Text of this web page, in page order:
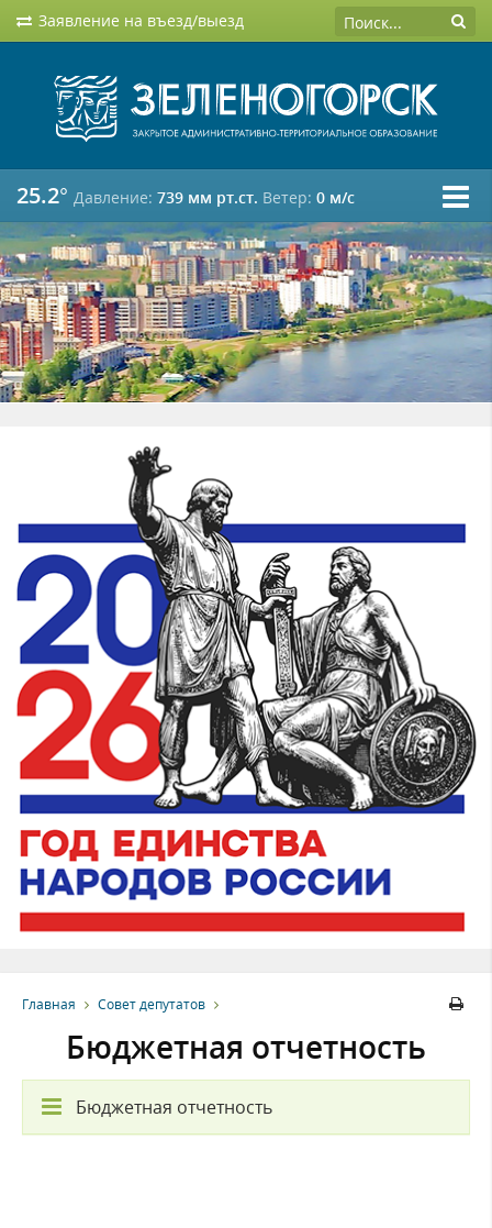
Заявление на въезд/выезд
25.2° Давление: 739 мм рт.ст. Ветер: 0 м/c
Главная Совет депутатов
Бюджетная отчетность
Бюджетная отчетность